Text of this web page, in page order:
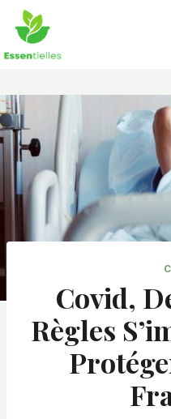
Skip
content
Covid,
Règles